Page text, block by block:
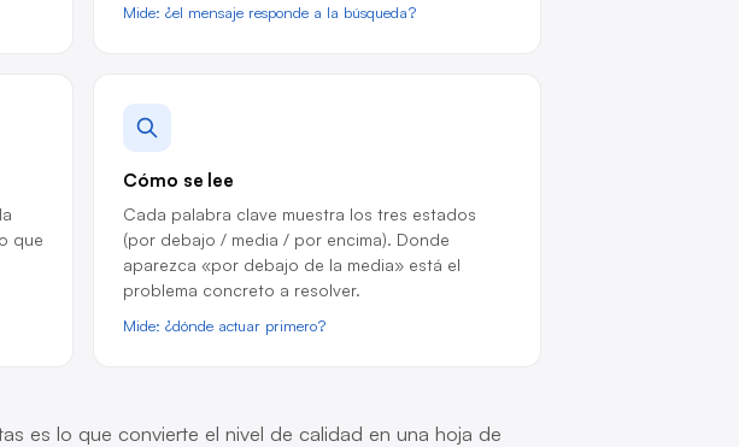
Mide: ¿el mensaje responde a la búsqueda?
que
Cómo se lee
Cada palabra clave muestra los tres estados
(por debajo / media / por encima). Donde
aparezca «por debajo de la media» está el
problema concreto a resolver.
Mide: ¿dónde actuar primero?
es lo que convierte el nivel de calidad en una hoja de